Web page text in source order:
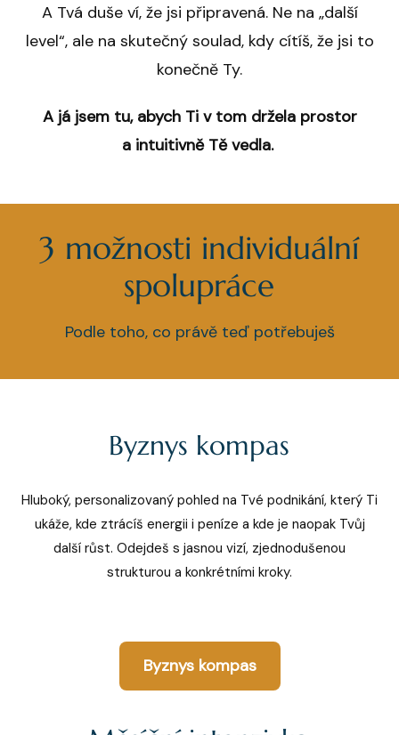
A Tvá duše ví, že jsi připravená. Ne na „další
level“, ale na skutečný soulad, kdy cítíš, že jsi to
konečně Ty.
A já jsem tu, abych Ti v tom držela prostor
a intuitivně Tě vedla.
3 možnosti individuální
spolupráce
Podle toho, co právě teď potřebuješ
Byznys kompas
Hluboký, personalizovaný pohled na Tvé podnikání, který Ti
ukáže, kde ztrácíš energii i peníze a kde je naopak Tvůj
další růst. Odejdeš s jasnou vizí, zjednodušenou
strukturou a konkrétními kroky.
Byznys kompas